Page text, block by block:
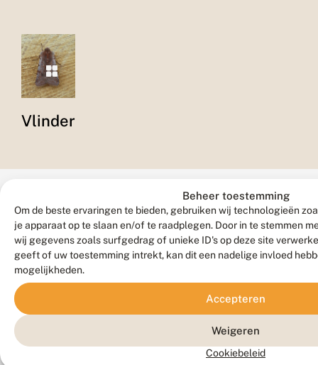
Beheer toestemming
Om de beste ervaringen te bieden, gebruiken wij technologieën
je apparaat op te slaan en/of te raadplegen. Door in te stemmen
wij gegevens zoals surfgedrag of unieke ID's op deze site
geeft of uw toestemming intrekt, kan dit een nadelige invloed
mogelijkheden.
Accepteren
Weigeren
Cookiebeleid
Vlinder
Verspreiding
Zeldzaamheid
Vrij
algemeen.